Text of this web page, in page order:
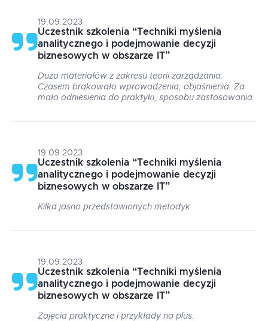
19.09.2023
Uczestnik szkolenia “Techniki myślenia
analitycznego i podejmowanie decyzji
biznesowych w obszarze IT”
Dużo materiałów z zakresu teorii zarządzania.
Czasem brakowało wprowadzenia, objaśnienia. Za
mało odniesienia do praktyki, sposobu zastosowania.
19.09.2023
Uczestnik szkolenia “Techniki myślenia
analitycznego i podejmowanie decyzji
biznesowych w obszarze IT”
Kilka jasno przedstawionych metodyk
19.09.2023
Uczestnik szkolenia “Techniki myślenia
analitycznego i podejmowanie decyzji
biznesowych w obszarze IT”
Zajęcia praktyczne i przykłady na plus.